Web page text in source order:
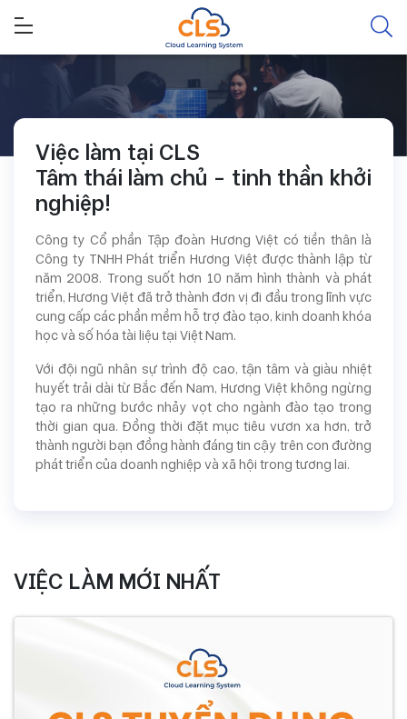
Việc làm tại CLS
Tâm thái làm chủ - tinh thần khởi
nghiệp!
Công ty Cổ phần Tập đoàn Hương Việt có tiền thân là
Công ty TNHH Phát triển Hương Việt được thành lập từ
năm 2008. Trong suốt hơn 10 năm hình thành và phát
triển, Hương Việt đã trở thành đơn vị đi đầu trong lĩnh vực
cung cấp các phần mềm hỗ trợ đào tạo, kinh doanh khóa
học và số hóa tài liệu tại Việt Nam.
Với đội ngũ nhân sự trình độ cao, tận tâm và giàu nhiệt
huyết trải dài từ Bắc đến Nam, Hương Việt không ngừng
tạo ra những bước nhảy vọt cho ngành đào tạo trong
thời gian qua. Đồng thời đặt mục tiêu vươn xa hơn, trở
thành người bạn đồng hành đáng tin cậy trên con đường
phát triển của doanh nghiệp và xã hội trong tương lai.
VIỆC LÀM MỚI NHẤT